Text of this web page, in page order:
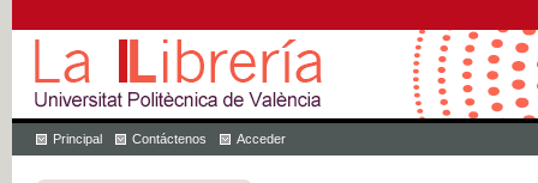
Principal Contáctenos Acceder